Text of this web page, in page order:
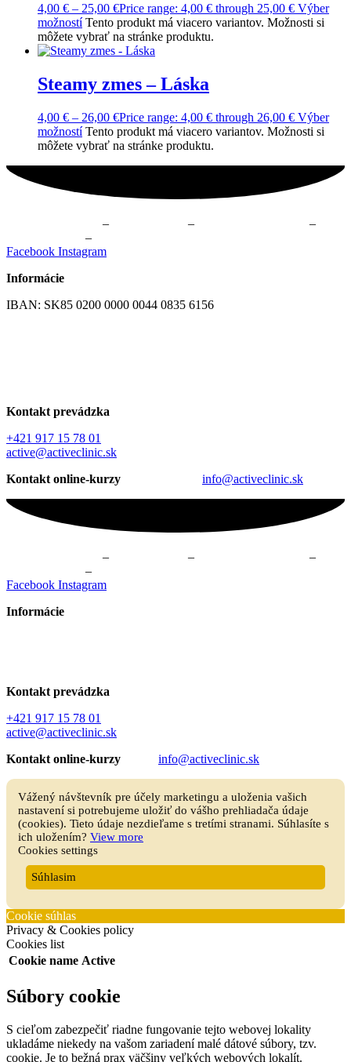
4,00 € – 25,00 €Price range: 4,00 € through 25,00 € Výber
možností Tento produkt má viacero variantov. Možnosti si
môžete vybrať na stránke produktu.
Steamy zmes – Láska
4,00 € – 26,00 €Price range: 4,00 € through 26,00 € Výber
možností Tento produkt má viacero variantov. Možnosti si
môžete vybrať na stránke produktu.
– –
–
–
Facebook Instagram
Informácie
IBAN: SK85 0200 0000 0044 0835 6156
Kontakt prevádzka
+421 917 15 78 01
active@activeclinic.sk
Kontakt online-kurzy info@activeclinic.sk
– –
–
–
Facebook Instagram
Informácie
Kontakt prevádzka
+421 917 15 78 01
active@activeclinic.sk
Kontakt online-kurzy info@activeclinic.sk
Vážený návštevník pre účely marketingu a uloženia vašich
nastavení si potrebujeme uložiť do vášho prehliadača údaje
(cookies). Tieto údaje nezdieľame s tretími stranami. Súhlasíte s
ich uložením? View more
Cookies settings
Súhlasim
Cookie súhlas
Privacy & Cookies policy
Cookies list
Cookie name Active
Súbory cookie
S cieľom zabezpečiť riadne fungovanie tejto webovej lokality
ukladáme niekedy na vašom zariadení malé dátové súbory, tzv.
cookie. Je to bežná prax väčšiny veľkých webových lokalít.